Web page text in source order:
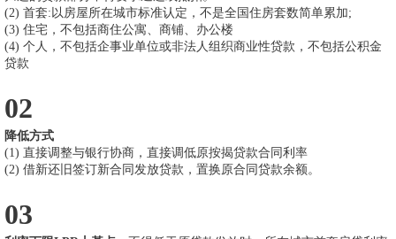
(2) 首套:以房屋所在城市标准认定，不是全国住房套数简单累加;
(3) 住宅，不包括商住公寓、商铺、办公楼
(4) 个人，不包括企事业单位或非法人组织商业性贷款，不包括公积金
贷款
02
降低方式
(1) 直接调整与银行协商，直接调低原按揭贷款合同利率
(2) 借新还旧签订新合同发放贷款，置换原合同贷款余额。
03